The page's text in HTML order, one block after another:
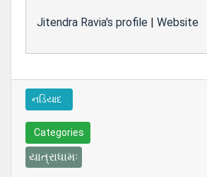
Jitendra Ravia's profile | Website
નડિયાદ
Categories
યાત્રાધામઃ